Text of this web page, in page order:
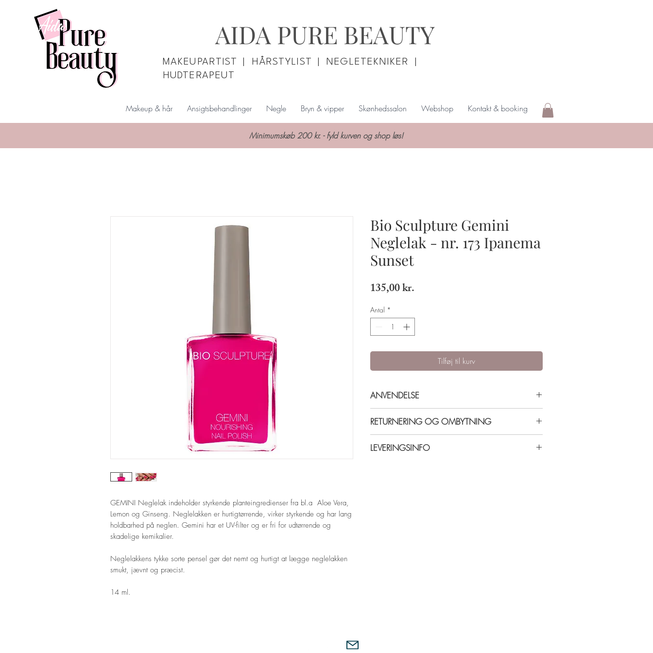
AIDA PURE BEAUTY
MAKEUPARTIST | HÅRSTYLIST | NEGLETEKNIKER |
HUDTERAPEUT
Makeup & hår Ansigtsbehandlinger Negle Bryn & vipper Skønhedssalon Webshop Kontakt & booking
Minimumskøb 200 kr. - fyld kurven og shop løs!
GEMINI Neglelak indeholder styrkende planteingredienser fra bl.a Aloe Vera,
Lemon og Ginseng. Neglelakken er hurtigtørrende, virker styrkende og har lang
holdbarhed på neglen. Gemini har et UV-filter og er fri for udtørrende og
skadelige kemikalier.
Neglelakkens tykke sorte pensel gør det nemt og hurtigt at lægge neglelakken
smukt, jævnt og præcist.
14 ml.
Bio Sculpture Gemini
Neglelak - nr. 173 Ipanema
Sunset
135,00 kr.
Antal *
Tilføj til kurv
ANVENDELSE
base coat, 2 lag farve og slut af med top coat.
RETURNERING OG OMBYTNING
Returprodukter skal være ubrugte og i samme stand som ved
LEVERINGSINFO